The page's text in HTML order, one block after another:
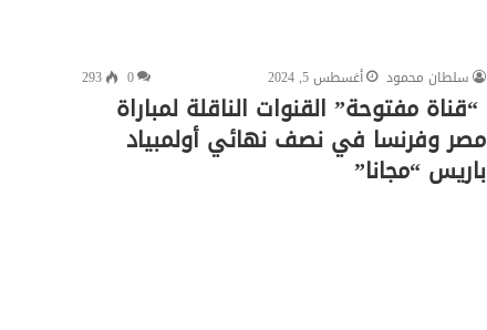
سلطان محمود أغسطس 5, 2024 0
293
“قناة مفتوحة” القنوات الناقلة لمباراة
مصر وفرنسا في نصف نهائي أولمبياد
باريس “مجانا”